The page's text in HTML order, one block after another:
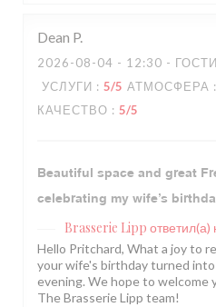
Dean P
2026-08-04 - 12:30 -
УСЛУГИ : 5/5 АТМОСФЕРА :
КАЧЕСТВО : 5/5
Beautiful space and great
celebrating my wife’s
Brasserie Lipp ответил(а)
Hello Pritchard, What a joy to
your wife's birthday turned into
evening. We hope to welcome
The Brasserie Lipp team!